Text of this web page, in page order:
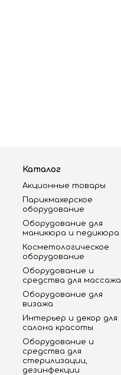
Каталог
Акционные товары
Парикмахерское
оборудование
Оборудование для
маникюра и педикюра
Косметологическое
оборудование
Оборудование и
средства для массажа
Оборудование для
визажа
Интерьер и декор для
салона красоты
Оборудование и
средства для
стерилизации,
дезинфекции